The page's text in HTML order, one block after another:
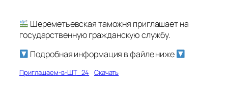
Шереметьевская таможня приглашает на
государственную гражданскую службу.
Подробная информация в файле ниже
Приглашаем-в-ШТ_24 Скачать